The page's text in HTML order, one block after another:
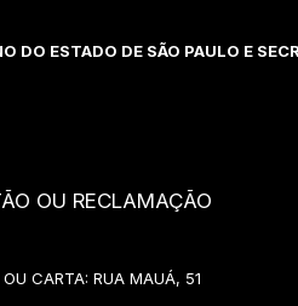
DO ESTADO DE SÃO PAULO E
OU RECLAMAÇÃO
CARTA: RUA MAUÁ, 51